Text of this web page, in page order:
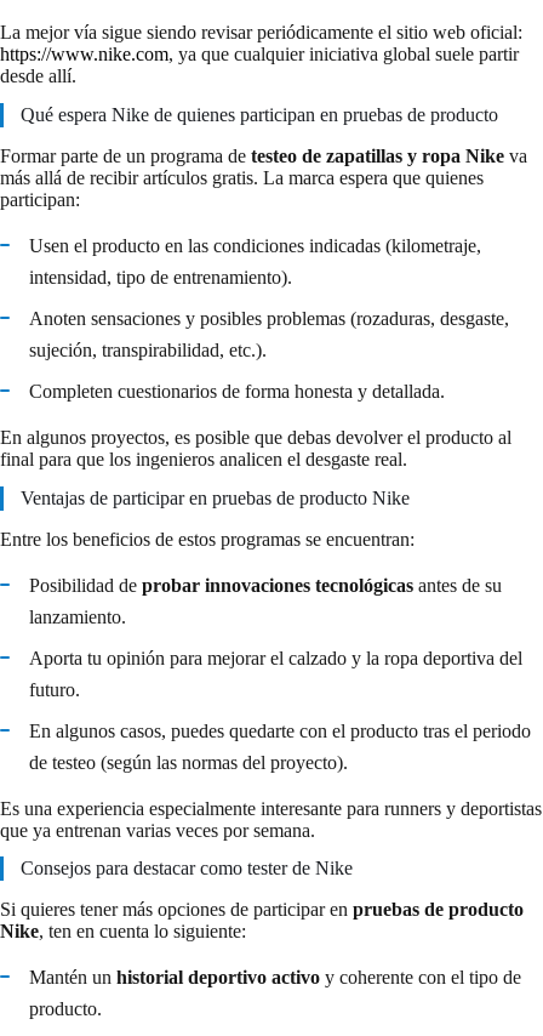
La mejor vía sigue siendo revisar periódicamente el sitio web oficial:
https://www.nike.com, ya que cualquier iniciativa global suele partir
desde allí.
Qué espera Nike de quienes participan en pruebas de producto
Formar parte de un programa de testeo de zapatillas y ropa Nike va
más allá de recibir artículos gratis. La marca espera que quienes
participan:
Usen el producto en las condiciones indicadas (kilometraje,
intensidad, tipo de entrenamiento).
Anoten sensaciones y posibles problemas (rozaduras, desgaste,
sujeción, transpirabilidad, etc.).
Completen cuestionarios de forma honesta y detallada.
En algunos proyectos, es posible que debas devolver el producto al
final para que los ingenieros analicen el desgaste real.
Ventajas de participar en pruebas de producto Nike
Entre los beneficios de estos programas se encuentran:
Posibilidad de probar innovaciones tecnológicas antes de su
lanzamiento.
Aporta tu opinión para mejorar el calzado y la ropa deportiva del
futuro.
En algunos casos, puedes quedarte con el producto tras el periodo
de testeo (según las normas del proyecto).
Es una experiencia especialmente interesante para runners y deportistas
que ya entrenan varias veces por semana.
Consejos para destacar como tester de Nike
Si quieres tener más opciones de participar en pruebas de producto
Nike, ten en cuenta lo siguiente:
Mantén un historial deportivo activo y coherente con el tipo de
producto.